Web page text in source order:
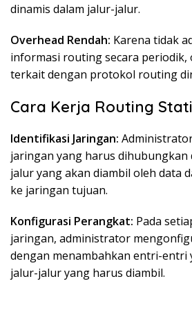
dinamis dalam jalur-jalur.
Overhead Rendah: Karena tidak
informasi routing secara periodik,
terkait dengan protokol routing
Cara Kerja Routing
Identifikasi Jaringan:
jaringan yang harus dihubungkan
jalur yang akan diambil oleh data
ke jaringan tujuan.
Konfigurasi Perangkat: Pada
jaringan, administrator
dengan menambahkan entri-entri
jalur-jalur yang harus diambil.